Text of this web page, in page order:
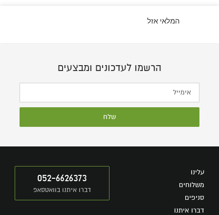
המלאי אזל
הרשמו לעדכונים ומבצעים
שלח
עלינו
משלוחים
סניפים
דברו איתנו
052-6626373
דברו איתנו בוואטסאפ